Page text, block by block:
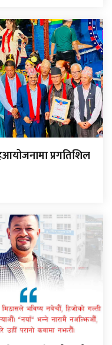
प्रगतिशिल